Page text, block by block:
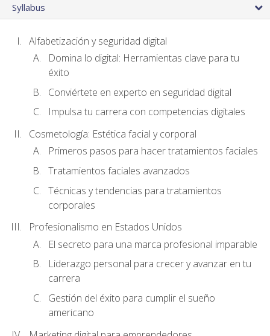
Syllabus
Alfabetización y seguridad digital
Domina lo digital: Herramientas clave para tu
éxito
Conviértete en experto en seguridad digital
Impulsa tu carrera con competencias digitales
Cosmetología: Estética facial y corporal
Primeros pasos para hacer tratamientos faciales
Tratamientos faciales avanzados
Técnicas y tendencias para tratamientos
corporales
Profesionalismo en Estados Unidos
El secreto para una marca profesional imparable
Liderazgo personal para crecer y avanzar en tu
carrera
Gestión del éxito para cumplir el sueño
americano